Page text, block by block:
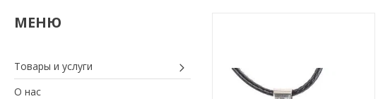
Товары и услуги
О нас